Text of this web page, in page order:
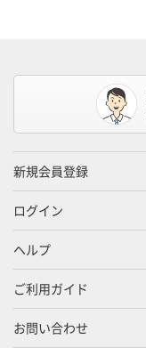
新規会員登録
ログイン
ヘルプ
ご利用ガイド
お問い合わせ